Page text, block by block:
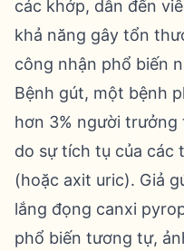
các khớp, dẫn đến
khả năng gây tổn
công nhận phổ biến
Bệnh gút, một bệnh
hơn 3% người trưởng
do sự tích tụ của các
(hoặc axit uric). Giả
lắng đọng canxi
phổ biến tương tự,